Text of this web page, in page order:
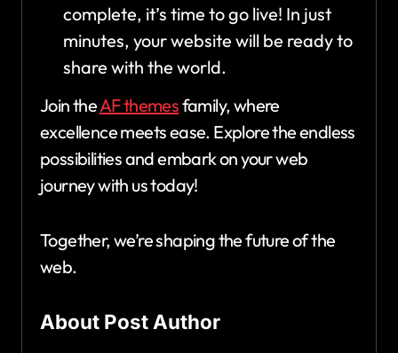
complete, it’s time to go live! In just
minutes, your website will be ready to
share with the world.
Join theAF themesfamily, where
excellence meets ease. Explore the endless
possibilities and embark on your web
journey with us today!
Together, we’re shaping the future of the
web.
About Post Author